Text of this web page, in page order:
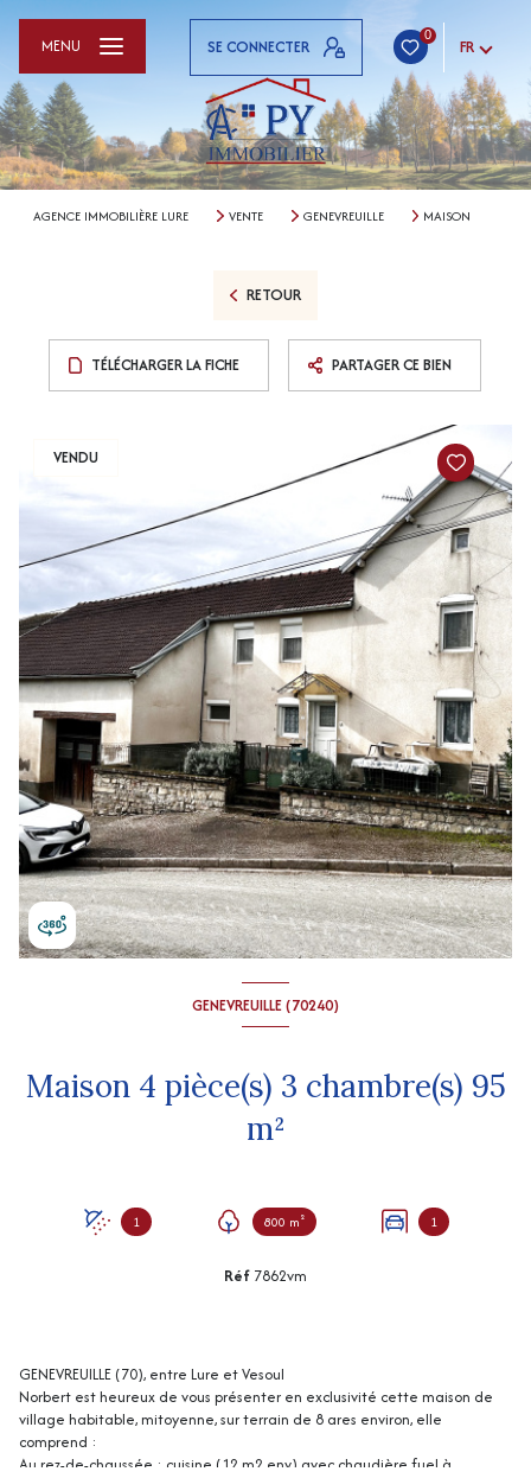
SE CONNECTER
0
FR
MENU
AGENCE IMMOBILIÈRE LURE VENTE GENEVREUILLE MAISON
RETOUR
TÉLÉCHARGER LA FICHE PARTAGER CE BIEN
VENDU
GENEVREUILLE (70240)
Maison 4 pièce(s) 3 chambre(s) 95
m²
1 800 m² 1
Réf 7862vm
GENEVREUILLE (70), entre Lure et Vesoul
Norbert est heureux de vous présenter en exclusivité cette maison de
village habitable, mitoyenne, sur terrain de 8 ares environ, elle
comprend :
Au rez-de-chaussée : cuisine (12 m2 env) avec chaudière fuel à